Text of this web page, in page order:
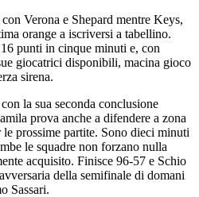
Verona e Shepard mentre Keys,
orange a iscriversi a tabellino.
punti in cinque minuti e, con
giocatrici disponibili, macina gioco
sirena.
la sua seconda conclusione
prova anche a difendere a zona
prossime partite. Sono dieci minuti
le squadre non forzano nulla
acquisito. Finisce 96-57 e Schio
della semifinale di domani
Sassari.